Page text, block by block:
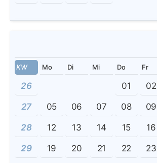
KW Mo Di Mi Do Fr
26 01 02
27 05 06 07 08 09
28 12 13 14 15 16
29 19 20 21 22 23